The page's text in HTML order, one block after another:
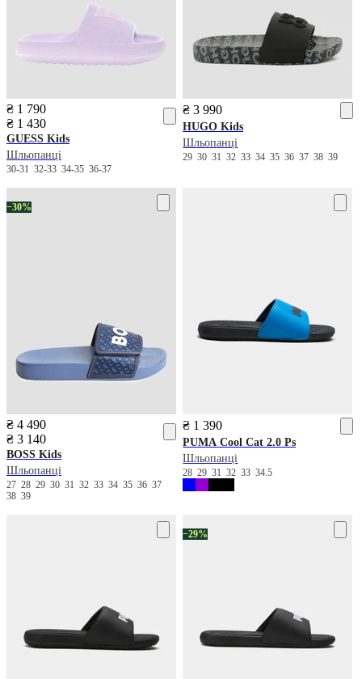
₴ 1 790
₴ 1 430
GUESS Kids
Шльопанці
30-31 32-33 34-35 36-37
₴ 3 990
HUGO Kids
Шльопанці
2930313233343536373839
−30%
₴ 4 490
₴ 3 140
BOSS Kids
Шльопанці
27 28 29 30 31 32 33 34 35 36 37
38 39
₴ 1 390
PUMA Cool Cat 2.0 Ps
Шльопанці
282931323334.5
−29%